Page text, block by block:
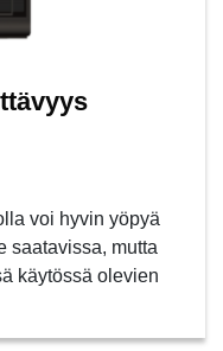
voi hyvin yöpyä
saatavissa, mutta
käytössä olevien